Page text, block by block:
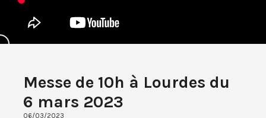
Messe de 10h à Lourdes du
6 mars 2023
06/03/2023